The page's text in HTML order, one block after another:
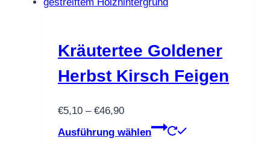
Kräutertee Goldener
Herbst Kirsch Feigen
€5,10 – €46,90Preisspanne:
€5,10
Ausführung wählen
Dieses